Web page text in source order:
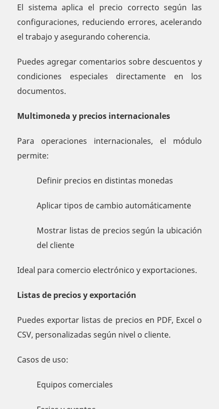
El sistema aplica el precio correcto según las
configuraciones, reduciendo errores, acelerando
el trabajo y asegurando coherencia.
Puedes agregar comentarios sobre descuentos y
condiciones especiales directamente en los
documentos.
Multimoneda y precios internacionales
Para operaciones internacionales, el módulo
permite:
Definir precios en distintas monedas
Aplicar tipos de cambio automáticamente
Mostrar listas de precios según la ubicación
del cliente
Ideal para comercio electrónico y exportaciones.
Listas de precios y exportación
Puedes exportar listas de precios en PDF, Excel o
CSV, personalizadas según nivel o cliente.
Casos de uso:
Equipos comerciales